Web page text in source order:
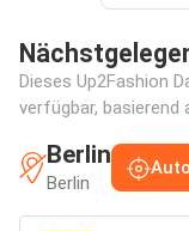
Dieses Up2Fashion
verfügbar,
Berlin
Berlin